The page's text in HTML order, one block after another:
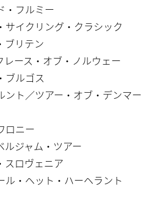
・フルミー
サイクリング・クラシック
ブリテン
レース・オブ・ノルウェー
ブルゴス
ント／ツアー・オブ・デンマー
ロニー
ルジャム・ツアー
スロヴェニア
ル・ヘット・ハーヘラント